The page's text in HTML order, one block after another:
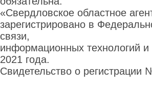
«Свердловское областное
зарегистрировано в
связи,
информационных технологий
2021 года.
Свидетельство о